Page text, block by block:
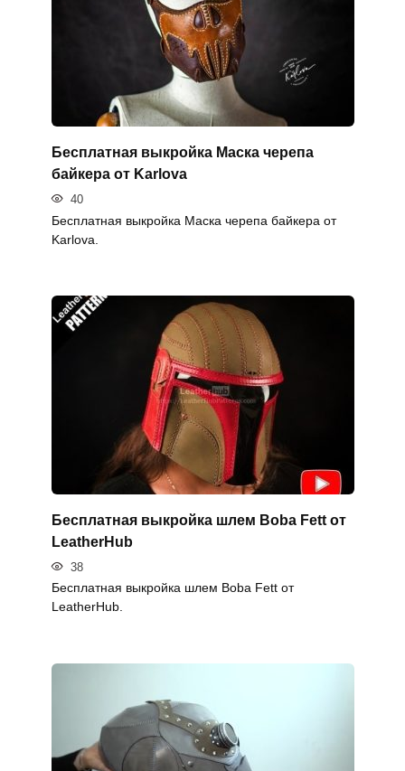
Бесплатная выкройка Маска черепа
байкера от Karlova
40
Бесплатная выкройка Маска черепа байкера от
Karlova.
Бесплатная выкройка шлем Boba Fett от
LeatherHub
38
Бесплатная выкройка шлем Boba Fett от
LeatherHub.